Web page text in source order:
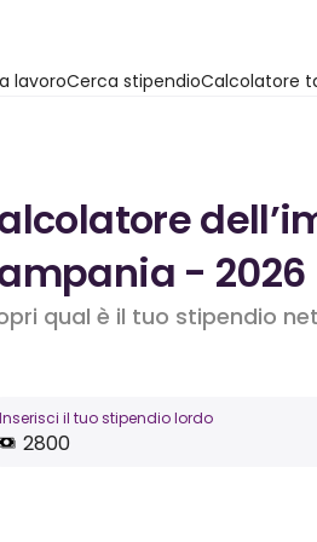
lavoroCerca stipendioCalcolatore
- 2026
qual è il tuo stipendio
Inserisci il tuo stipendio lordo